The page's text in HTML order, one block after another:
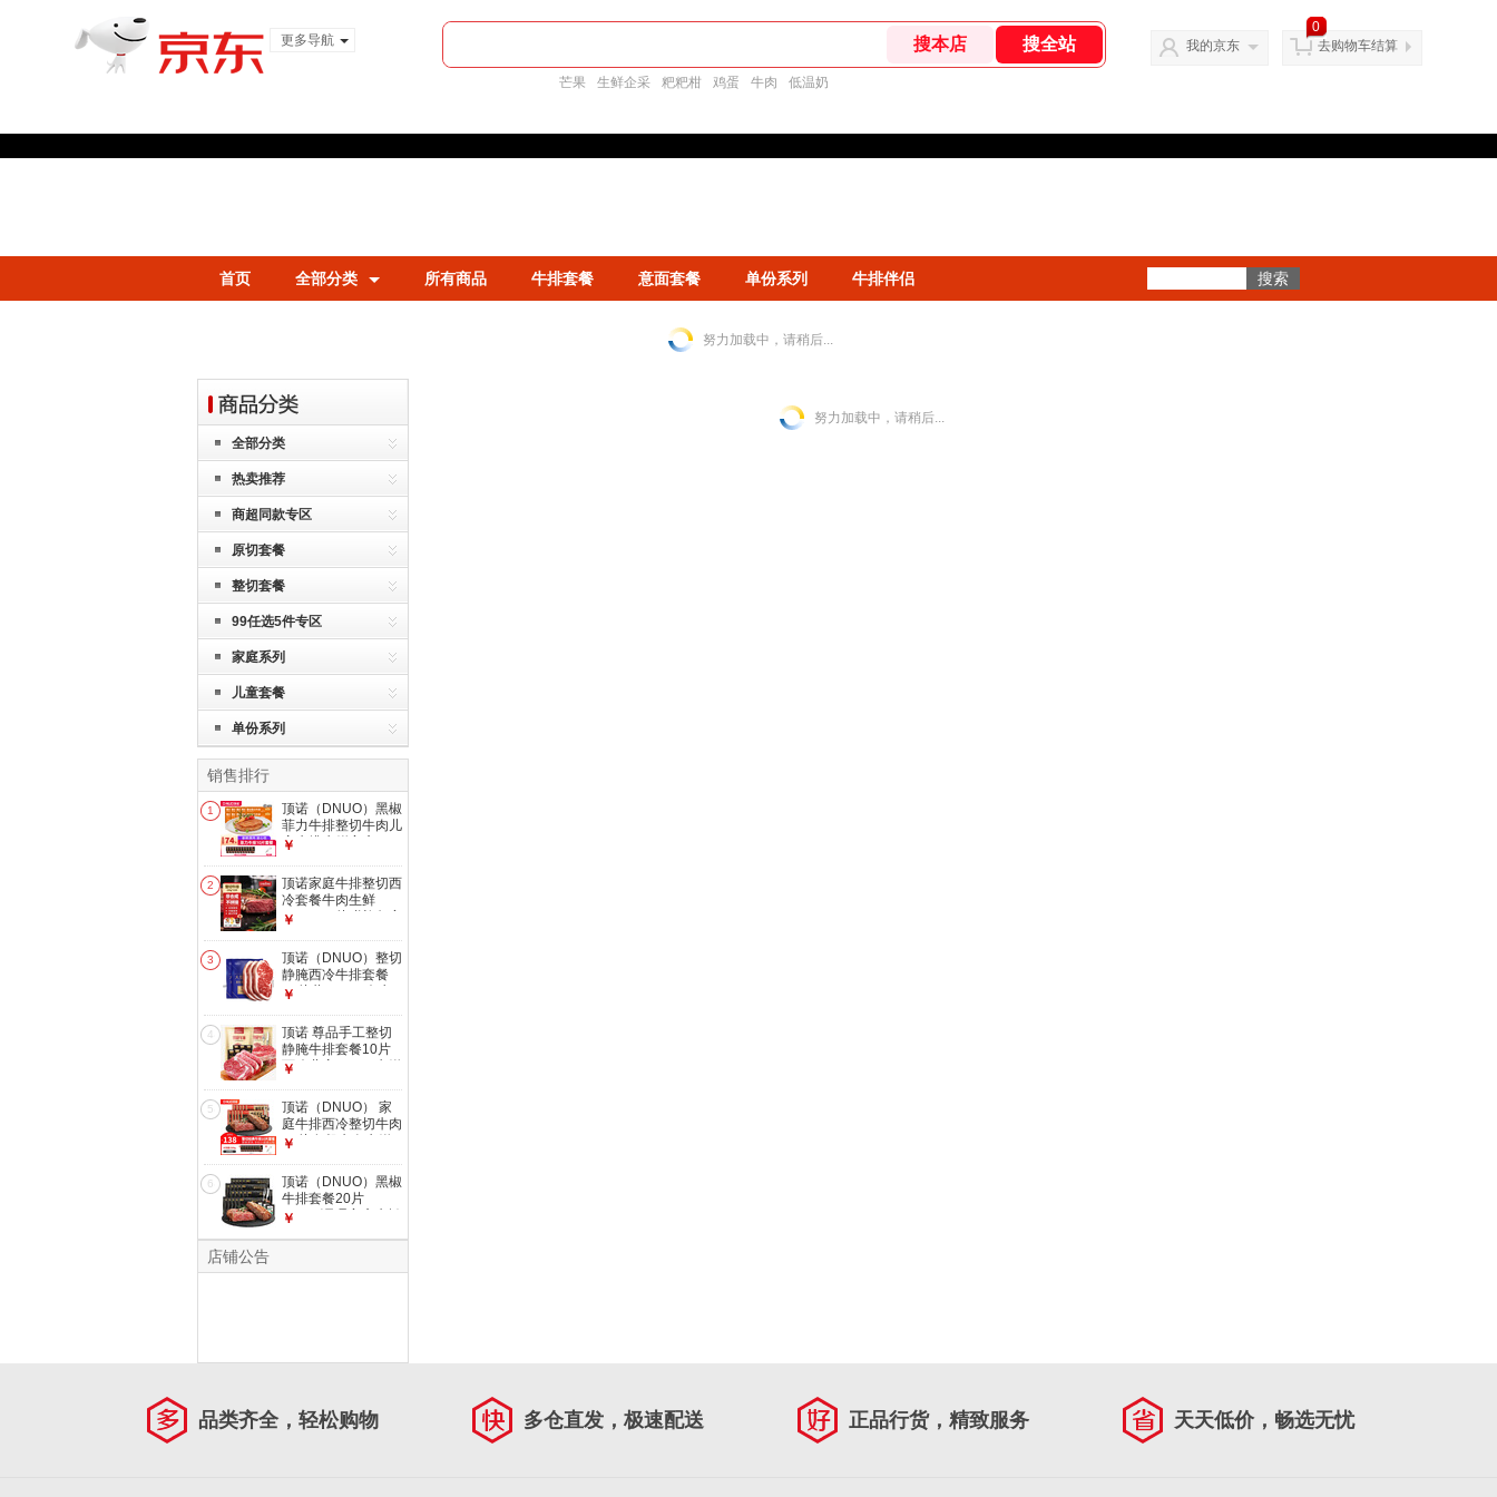
更多导航
芒果 生鲜企采 粑粑柑 鸡蛋 牛肉 低温奶
我的京东
0
去购物车结算
首页 全部分类 所有商品 牛排套餐 意面套餐 单份系列 牛排伴侣
努力加载中，请稍后...
全部分类
热卖推荐
商超同款专区
原切套餐
整切套餐
99任选5件专区
家庭系列
儿童套餐
单份系列
销售排行
1
顶诺（DNUO）黑椒
菲力牛排整切牛肉儿
童牛排生鲜家庭10
格斯
￥
2
顶诺家庭牛排整切西
冷套餐牛肉生鲜
1KGg/10片赠礼包安
￥
3
顶诺（DNUO）整切
静腌西冷牛排套餐
10片共1000g冷冻
斤年货
￥
4
顶诺 尊品手工整切
静腌牛排套餐10片
西冷儿童1000g生鲜
￥
5
顶诺（DNUO） 家
庭牛排西冷整切牛肉
10片套餐牛肉生鲜
斯牛
￥
6
顶诺（DNUO）黑椒
牛排套餐20片
2000g调理家庭牛扒
￥
店铺公告
努力加载中，请稍后...
品类齐全，轻松购物 多仓直发，极速配送 正品行货，精致服务 天天低价，畅选无忧